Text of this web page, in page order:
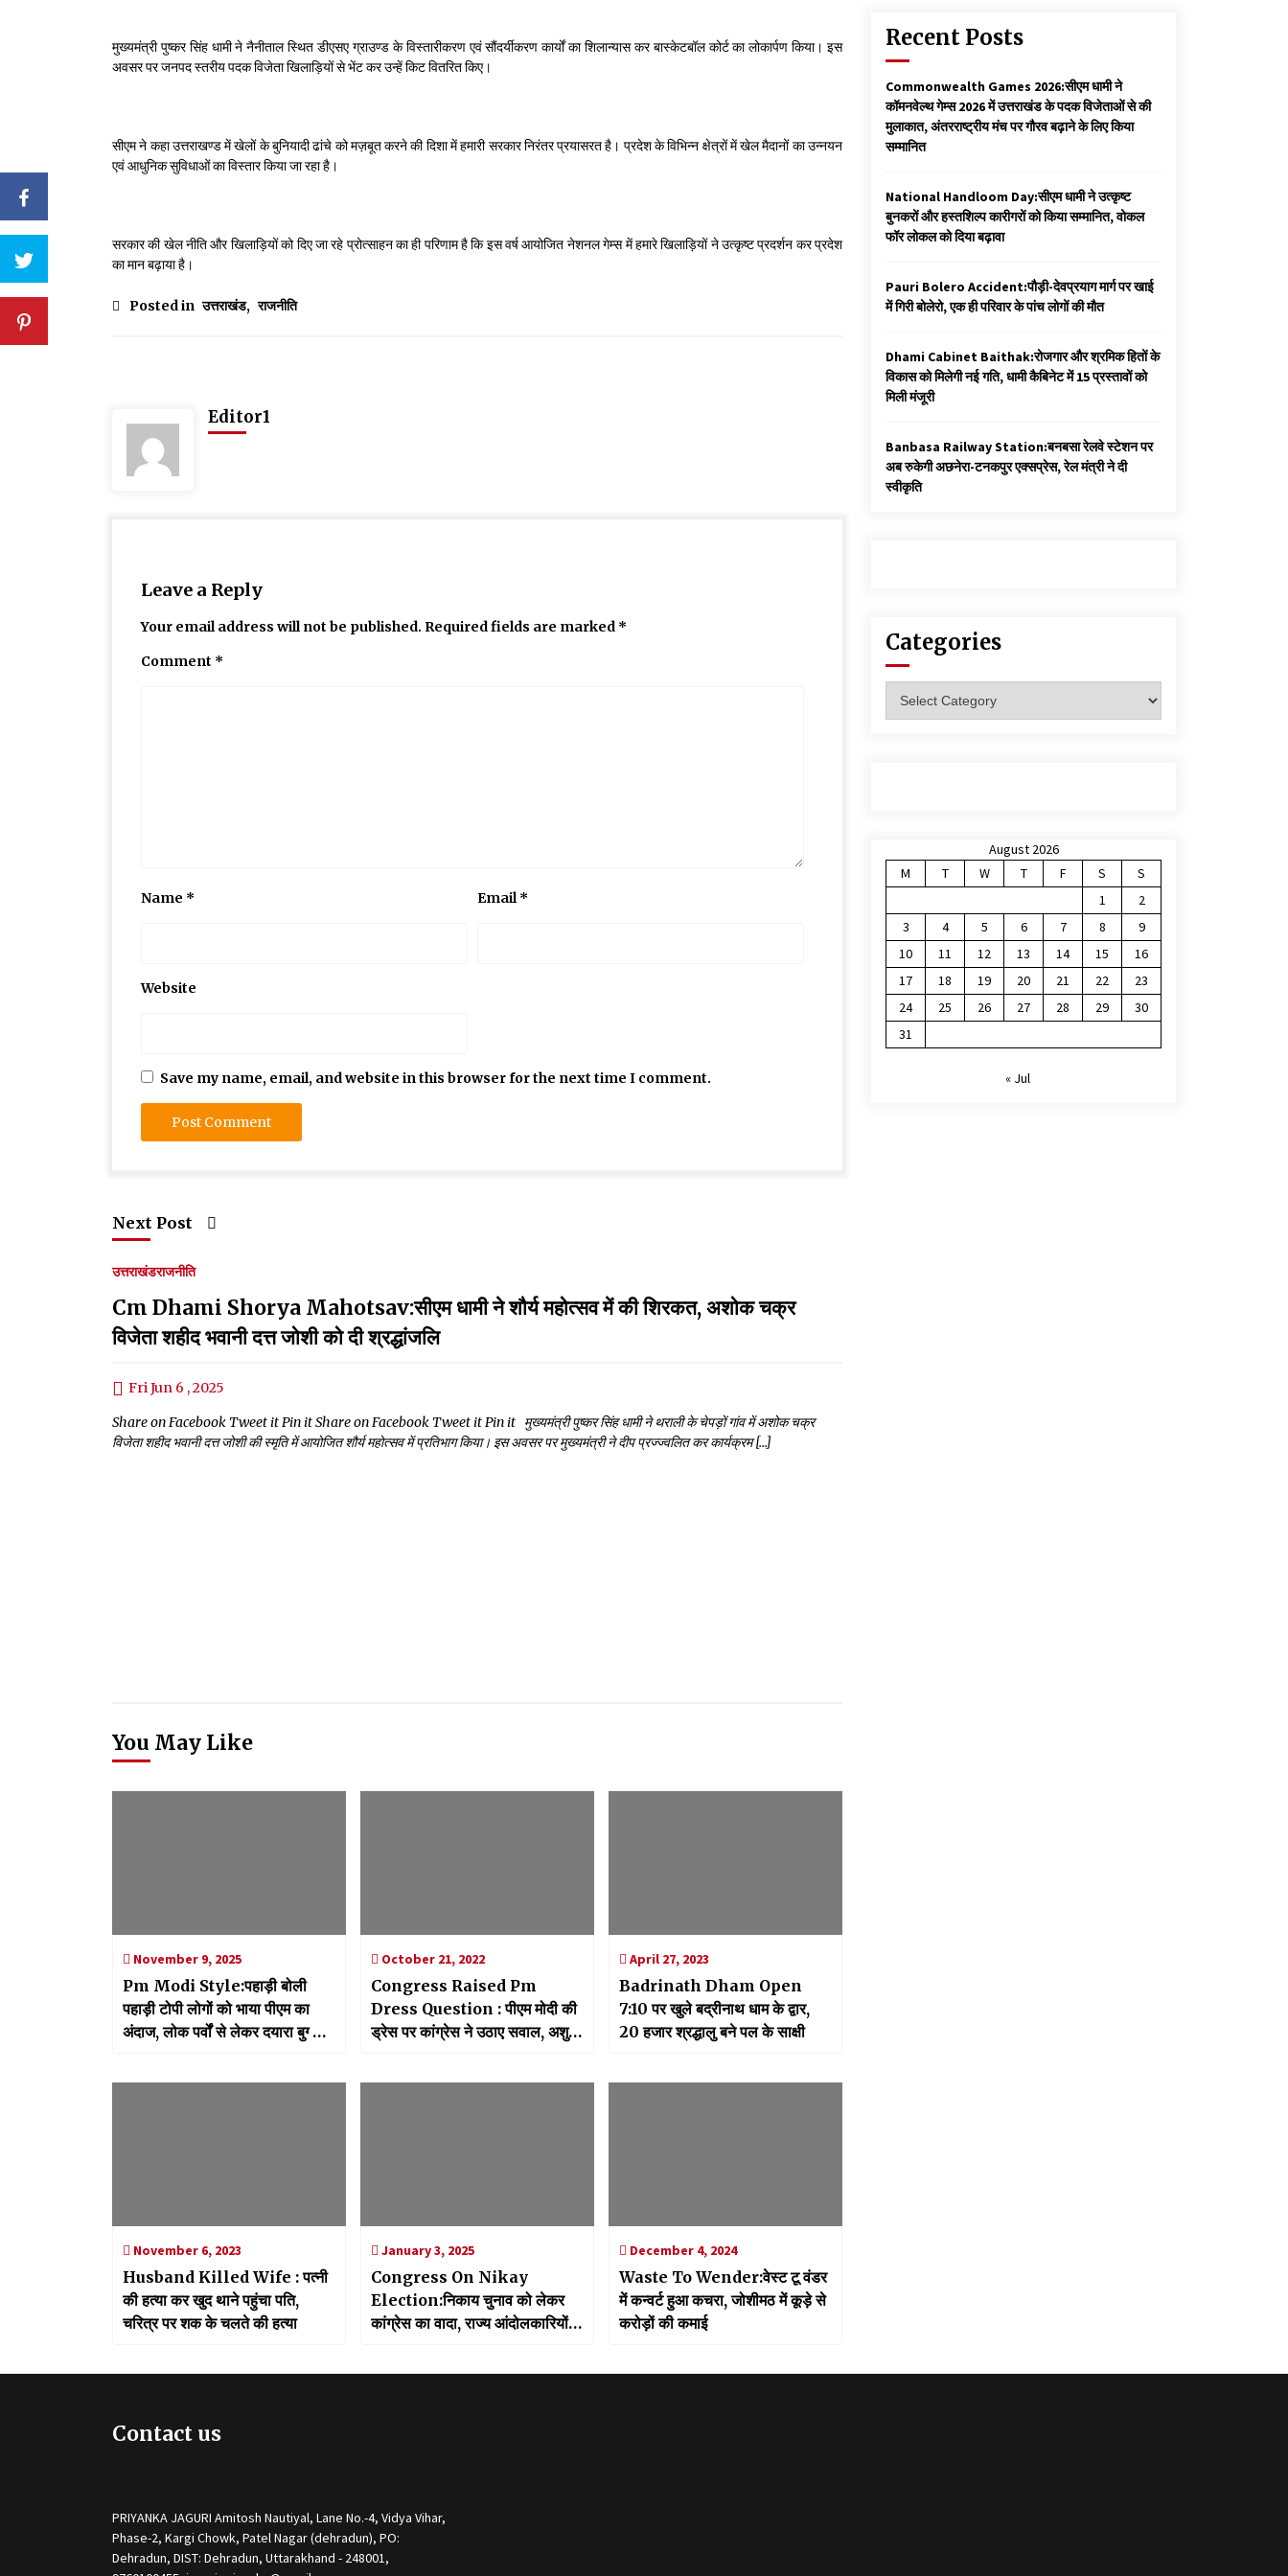
मुख्यमंत्री पुष्कर सिंह धामी ने नैनीताल स्थित डीएसए ग्राउण्ड के विस्तारीकरण एवं सौंदर्यीकरण कार्यों का शिलान्यास कर बास्केटबॉल कोर्ट का लोकार्पण किया। इस
अवसर पर जनपद स्तरीय पदक विजेता खिलाड़ियों से भेंट कर उन्हें किट वितरित किए।
सीएम ने कहा उत्तराखण्ड में खेलों के बुनियादी ढांचे को मज़बूत करने की दिशा में हमारी सरकार निरंतर प्रयासरत है। प्रदेश के विभिन्न क्षेत्रों में खेल मैदानों का उन्नयन
एवं आधुनिक सुविधाओं का विस्तार किया जा रहा है।
सरकार की खेल नीति और खिलाड़ियों को दिए जा रहे प्रोत्साहन का ही परिणाम है कि इस वर्ष आयोजित नेशनल गेम्स में हमारे खिलाड़ियों ने उत्कृष्ट प्रदर्शन कर प्रदेश
का मान बढ़ाया है।
Posted in उत्तराखंड, राजनीति
Editor1
Leave a Reply
Your email address will not be published. Required fields are marked *
Comment *
Name * Email*
Website
Save my name, email, and website in this browser for the next time I comment.
Next Post
उत्तराखंडराजनीति
Cm Dhami Shorya Mahotsav:सीएम धामी ने शौर्य महोत्सव में की शिरकत, अशोक चक्र
विजेता शहीद भवानी दत्त जोशी को दी श्रद्धांजलि
Fri Jun 6 , 2025
Share on Facebook Tweet it Pin it Share on Facebook Tweet it Pin it मुख्यमंत्री पुष्कर सिंह धामी ने थराली के चेपड़ों गांव में अशोक चक्र
विजेता शहीद भवानी दत्त जोशी की स्मृति में आयोजित शौर्य महोत्सव में प्रतिभाग किया। इस अवसर पर मुख्यमंत्री ने दीप प्रज्ज्वलित कर कार्यक्रम […]
You May Like
November 9, 2025
Pm Modi Style:पहाड़ी बोली
पहाड़ी टोपी लोगों को भाया पीएम का
अंदाज, लोक पर्वों से लेकर दयारा बुग्याल
October 21, 2022
Congress Raised Pm
Dress Question : पीएम मोदी की
ड्रेस पर कांग्रेस ने उठाए सवाल, अशुभ
April 27, 2023
Badrinath Dham Open
7:10 पर खुले बद्रीनाथ धाम के द्वार,
20 हजार श्रद्धालु बने पल के साक्षी
November 6, 2023
Husband Killed Wife : पत्नी
की हत्या कर खुद थाने पहुंचा पति,
चरित्र पर शक के चलते की हत्या
January 3, 2025
Congress On Nikay
Election:निकाय चुनाव को लेकर
कांग्रेस का वादा, राज्य आंदोलकारियों
December 4, 2024
Waste To Wender:वेस्ट टू वंडर
में कन्वर्ट हुआ कचरा, जोशीमठ में कूड़े से
करोड़ों की कमाई
Recent Posts
Commonwealth Games 2026:सीएम धामी ने
कॉमनवेल्थ गेम्स 2026 में उत्तराखंड के पदक विजेताओं से की
मुलाकात, अंतरराष्ट्रीय मंच पर गौरव बढ़ाने के लिए किया
सम्मानित
National Handloom Day:सीएम धामी ने उत्कृष्ट
बुनकरों और हस्तशिल्प कारीगरों को किया सम्मानित, वोकल
फॉर लोकल को दिया बढ़ावा
Pauri Bolero Accident:पौड़ी-देवप्रयाग मार्ग पर खाई
में गिरी बोलेरो, एक ही परिवार के पांच लोगों की मौत
Dhami Cabinet Baithak:रोजगार और श्रमिक हितों के
विकास को मिलेगी नई गति, धामी कैबिनेट में 15 प्रस्तावों को
मिली मंजूरी
Banbasa Railway Station:बनबसा रेलवे स्टेशन पर
अब रुकेगी अछनेरा-टनकपुर एक्सप्रेस, रेल मंत्री ने दी
स्वीकृति
Categories
August 2026
M
T W T F S
S
1
2
3
4 5 6 7 8
9
10
11 12 13 14 15
16
17
18 19 20 21 22
23
24
25 26 27 28 29
30
31
« Jul
Contact us
PRIYANKA JAGURI Amitosh Nautiyal, Lane No.-4, Vidya Vihar,
Phase-2, Kargi Chowk, Patel Nagar (dehradun), PO:
Dehradun, DIST: Dehradun, Uttarakhand - 248001,